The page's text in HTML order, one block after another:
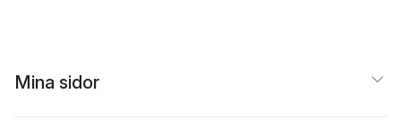
Mina sidor